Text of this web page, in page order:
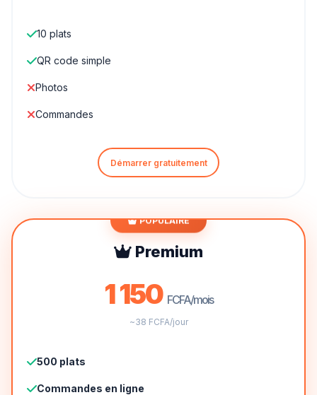
10 plats
QR code simple
Photos
Commandes
Démarrer gratuitement
POPULAIRE
Premium
1 150 FCFA/mois
~38 FCFA/jour
500 plats
Commandes en ligne